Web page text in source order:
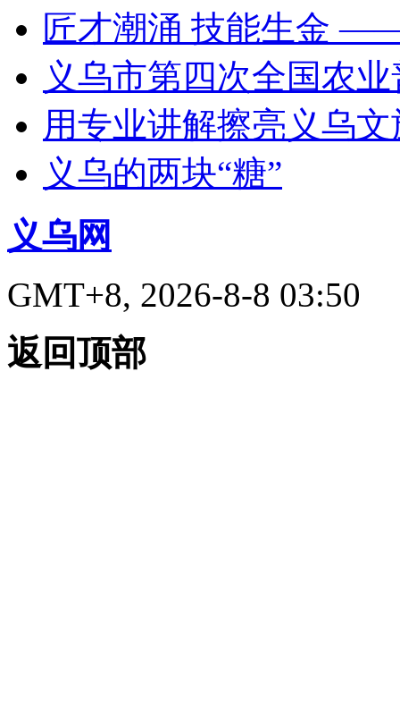
匠才潮涌 技能生金
义乌市第四次全国农
用专业讲解擦亮义乌
义乌的两块“糖”
义乌网
GMT+8, 2026-8-8 03:50
返回顶部